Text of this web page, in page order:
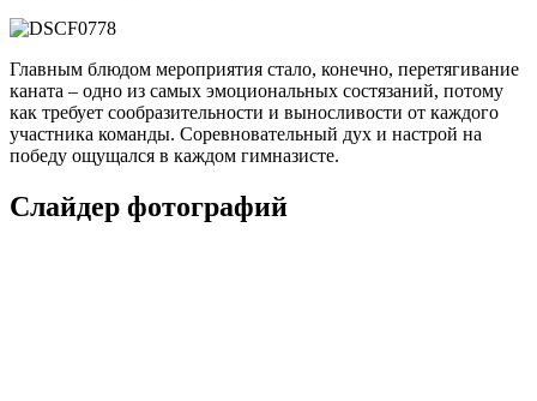
Главным блюдом мероприятия стало, конечно, перетягивание
каната – одно из самых эмоциональных состязаний, потому
как требует сообразительности и выносливости от каждого
участника команды. Соревновательный дух и настрой на
победу ощущался в каждом гимназисте.
Слайдер фотографий